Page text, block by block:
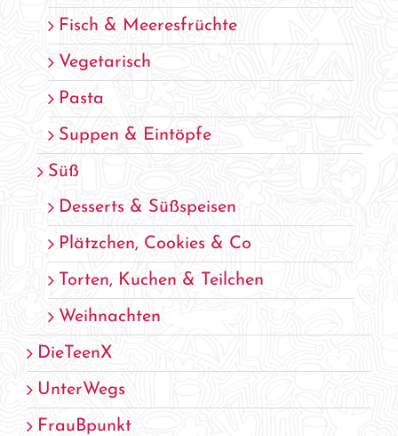
Fisch & Meeresfrüchte
Vegetarisch
Pasta
Suppen & Eintöpfe
Süß
Desserts & Süßspeisen
Plätzchen, Cookies & Co
Torten, Kuchen & Teilchen
Weihnachten
DieTeenX
UnterWegs
FrauBpunkt